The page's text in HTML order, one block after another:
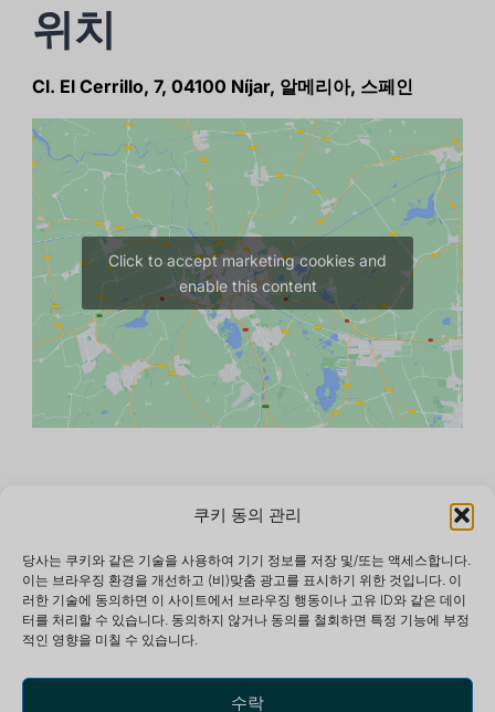
쿠키 동의 관리
당사는 쿠키와 같은 기술을 사용하여 기기 정보를 저장 및/또는 액세스합니다.
이는 브라우징 환경을 개선하고 (비)맞춤 광고를 표시하기 위한 것입니다. 이
러한 기술에 동의하면 이 사이트에서 브라우징 행동이나 고유 ID와 같은 데이
터를 처리할 수 있습니다. 동의하지 않거나 동의를 철회하면 특정 기능에 부정
적인 영향을 미칠 수 있습니다.
수락
위치
Cl. El Cerrillo, 7, 04100 Níjar, 알메리아, 스페인
Click to accept marketing cookies and
enable this content